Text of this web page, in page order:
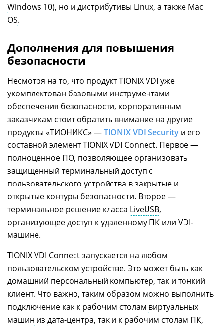
Windows 10), но и дистрибутивы Linux, а также Mac
OS.
Дополнения для повышения
безопасности
Несмотря на то, что продукт TIONIX VDI уже
укомплектован базовыми инструментами
обеспечения безопасности, корпоративным
заказчикам стоит обратить внимание на другие
продукты «ТИОНИКС» —TIONIX VDI Security и его
составной элемент TIONIX VDI Connect. Первое —
полноценное ПО, позволяющее организовать
защищенный терминальный доступ с
пользовательского устройства в закрытые и
открытые контуры безопасности. Второе —
терминальное решение класса LiveUSB,
организующее доступ к удаленному ПК или VDI-
машине.
TIONIX VDI Connect запускается на любом
пользовательском устройстве. Это может быть как
домашний персональный компьютер, так и тонкий
клиент. Что важно, таким образом можно выполнить
подключение как к рабочим столам виртуальных
машин из дата-центра, так и к рабочим столам ПК,